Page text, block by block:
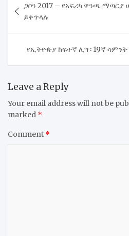
navigation
ጋቦን 2017 – የአፍሪካ ዋንጫ
ይቀጥላሉ
የኢትዮጵያ ከፍተኛ ሊግ ፡ 19ኛ
Leave a Reply
Your email address will not be
marked *
Comment *